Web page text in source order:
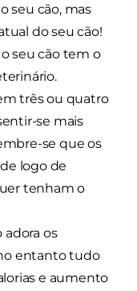
seu cão, mas
do seu cão!
seu cão tem o
três ou quatro
se mais
se que os
logo de
tenham o
adora os
entanto tudo
e aumento